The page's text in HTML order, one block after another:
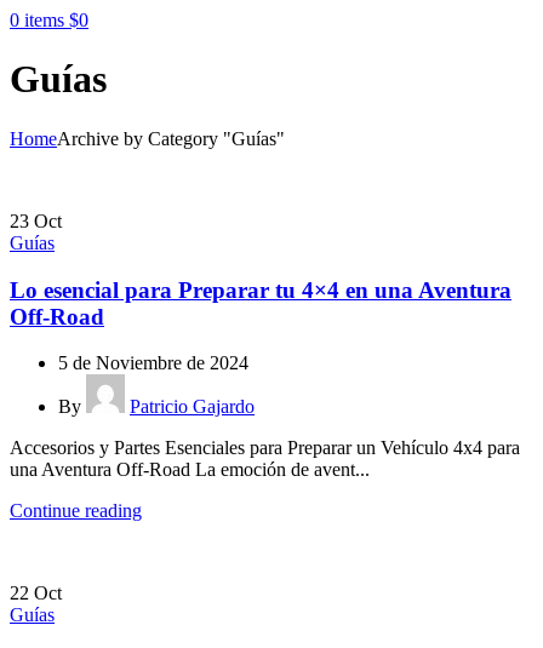
0 items $0
Guías
HomeArchive by Category "Guías"
23 Oct
Guías
Lo esencial para Preparar tu 4×4 en una Aventura
Off-Road
5 de Noviembre de 2024
By
Patricio Gajardo
Accesorios y Partes Esenciales para Preparar un Vehículo 4x4 para
una Aventura Off-Road La emoción de avent...
Continue reading
22 Oct
Guías